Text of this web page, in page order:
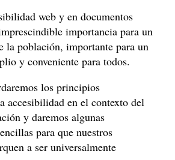
web y en documentos
importancia para un
la población, importante para un
y conveniente para todos.
los principios
accesibilidad en el contexto del
y daremos algunas
para que nuestros
a ser universalmente